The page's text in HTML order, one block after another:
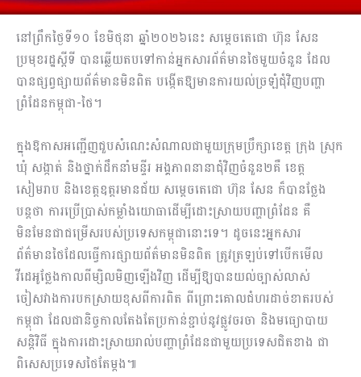
នៅព្រឹកថ្ងៃទី១០ ខែមិថុនា ឆ្នាំ២០២៦នេះ សម្តេចតេជោ ហ៊ុន សែន
ប្រមុខរដ្ឋស្តីទី បានឆ្លើយតបទៅកាន់អ្នកសារព័ត៌មានថៃមួយចំនួន ដែល
បានផ្សព្វផ្សាយព័ត៌មានមិនពិត បង្កើតឱ្យមានការយល់ច្រឡំជុំវិញបញ្ហា
ព្រំដែនកម្ពុជា-ថៃ។
ក្នុងឱកាសអញ្ជើញជួបសំណេះសំណាលជាមួយក្រុមប្រឹក្សាខេត្ត ក្រុង ស្រុក
ឃុំ សង្កាត់ និងថ្នាក់ដឹកនាំមន្ទីរ អង្គភាពនានាជុំវិញចំនួន២គឺ ខេត្ត
សៀមរាប និងខេត្តឧត្តរមានជ័យ សម្តេចតេជោ ហ៊ុន សែន ក៏បានថ្លែង
បន្តថា ការប្រើប្រាស់កម្លាំងយោធាដើម្បីដោះស្រាយបញ្ហាព្រំដែន គឺ
មិនមែនជាជម្រើសរបស់ប្រទេសកម្ពុជានោះទេ។ ដូចនេះអ្នកសារ
ព័ត៌មានថៃដែលធ្វើការផ្សាយព័ត៌មានមិនពិត ត្រូវត្រឡប់ទៅបើកមើល
វីដេអូថ្លែងកាលពីម្សិលមិញឡើងវិញ ដើម្បីឱ្យបានយល់ច្បាស់លាស់
ចៀសវាងការបកស្រាយខុសពីការពិត ពីព្រោះគោលជំហរដាច់ខាតរបស់
កម្ពុជា ដែលជានិច្ចកាលតែងតែប្រកាន់ខ្ជាប់នូវផ្លូវចរចា និងមធ្យោបាយ
សន្តិវិធី ក្នុងការដោះស្រាយរាល់បញ្ហាព្រំដែនជាមួយប្រទេសជិតខាង ជា
ពិសេសប្រទេសថៃតែម្តង៕